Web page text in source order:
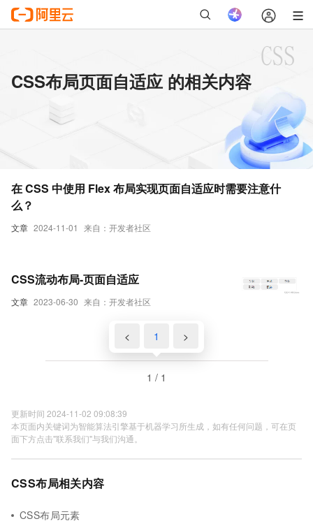
CSS布局页面自适应 的相关内容
文章 2024-11-01 来自：开发者社区
在 CSS 中使用 Flex 布局实现页面自适应时需要注意什
么？
文章 2023-06-30 来自：开发者社区
CSS流动布局-页面自适应
< 1 >
1 / 1
更新时间 2024-11-02 09:08:39
本页面内关键词为智能算法引擎基于机器学习所生成，如有任何问题，可在页
面下方点击"联系我们"与我们沟通。
CSS布局相关内容
CSS布局元素